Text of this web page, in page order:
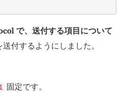
で、送付する項目について
付するようにしました。
固定です。